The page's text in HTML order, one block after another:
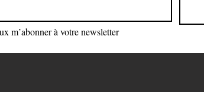
m’abonner à votre newsletter